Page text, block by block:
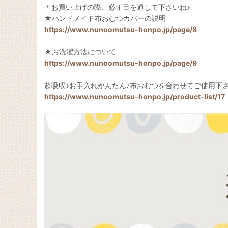
＊お買い上げの際、必ず目を通して下さいね♪
★ハンドメイド布おむつカバーの説明
https://www.nunoomutsu-honpo.jp/page/8
★お洗濯方法について
https://www.nunoomutsu-honpo.jp/page/9
超吸収♪お手入れかんたん♪布おむつを合わせてご使用下
https://www.nunoomutsu-honpo.jp/product-list/17